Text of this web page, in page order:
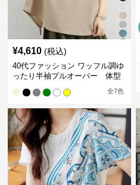
¥4,610 (税込)
40代ファッション ワッフル調ゆ
ったり半袖プルオーバー 体型
全7色